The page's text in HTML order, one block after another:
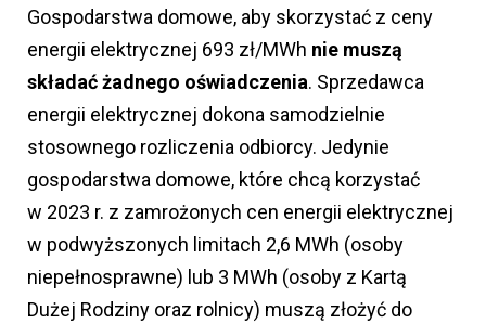
Gospodarstwa domowe, aby skorzystać z ceny
energii elektrycznej 693 zł/MWh nie muszą
składać żadnego oświadczenia. Sprzedawca
energii elektrycznej dokona samodzielnie
stosownego rozliczenia odbiorcy. Jedynie
gospodarstwa domowe, które chcą korzystać
w 2023 r. z zamrożonych cen energii elektrycznej
w podwyższonych limitach 2,6 MWh (osoby
niepełnosprawne) lub 3 MWh (osoby z Kartą
Dużej Rodziny oraz rolnicy) muszą złożyć do